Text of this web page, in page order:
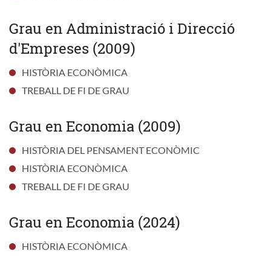
Grau en Administració i Direcció
d'Empreses (2009)
HISTÒRIA ECONÒMICA
TREBALL DE FI DE GRAU
Grau en Economia (2009)
HISTÒRIA DEL PENSAMENT ECONÒMIC
HISTÒRIA ECONÒMICA
TREBALL DE FI DE GRAU
Grau en Economia (2024)
HISTÒRIA ECONÒMICA